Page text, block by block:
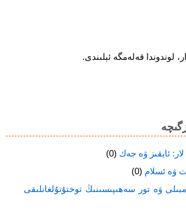
ئايقىز ۋە جەك (0)
ۋە ئسلام (0)
ۋە تور سەھىپىسىنىڭ توختۇتۇلغانلىقى